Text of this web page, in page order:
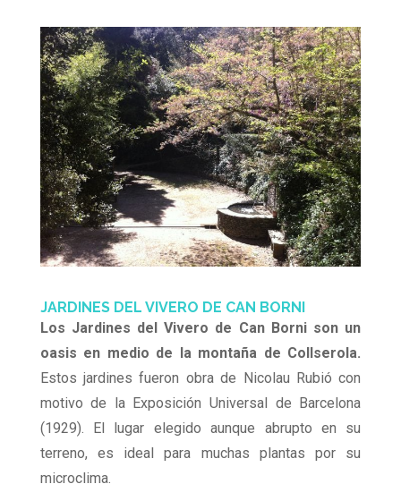
JARDINES DEL VIVERO DE CAN BORNI
Los Jardines del Vivero de Can Borni son un
oasis en medio de la montaña de Collserola.
Estos jardines fueron obra de Nicolau Rubió con
motivo de la Exposición Universal de Barcelona
(1929). El lugar elegido aunque abrupto en su
terreno, es ideal para muchas plantas por su
microclima.